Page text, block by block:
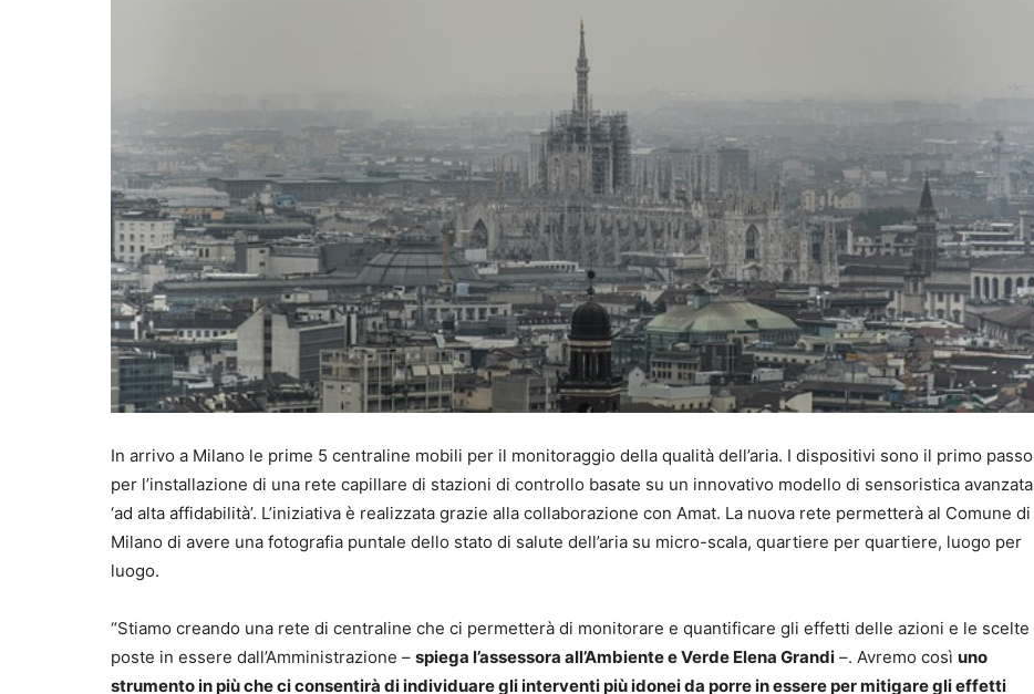
In arrivo a Milano le prime 5 centraline mobili per il monitoraggio della qualità dell’aria. I dispositivi sono il primo passo
per l’installazione di una rete capillare di stazioni di controllo basate su un innovativo modello di sensoristica avanzata
‘ad alta affidabilità’. L’iniziativa è realizzata grazie alla collaborazione con Amat. La nuova rete permetterà al Comune di
Milano di avere una fotografia puntale dello stato di salute dell’aria su micro-scala, quartiere per quartiere, luogo per
luogo.
“Stiamo creando una rete di centraline che ci permetterà di monitorare e quantificare gli effetti delle azioni e le scelte
poste in essere dall’Amministrazione – spiega l’assessora all’Ambiente e Verde Elena Grandi –. Avremo così uno
strumento in più che ci consentirà di individuare gli interventi più idonei da porre in essere per mitigare gli effetti